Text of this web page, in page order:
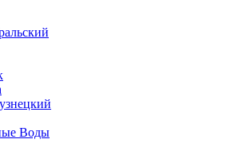
Воды